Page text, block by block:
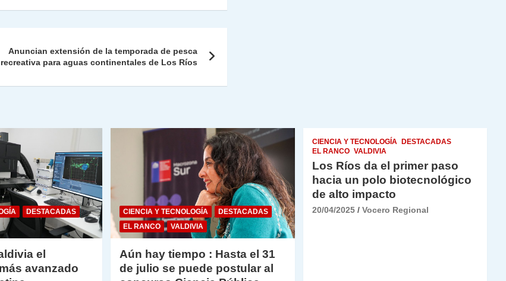
m
ar
tir
Anuncian extensión de la temporada de pesca
recreativa para aguas continentales de Los Ríos
DESTACADAS
el
avanzado
CIENCIA Y TECNOLOGÍA
DESTACADAS
EL RANCO
VALDIVIA
Aún hay tiempo : Hasta el 31
de julio se puede postular al
CIENCIA Y TECNOLOGÍA
DESTACADAS
EL RANCO VALDIVIA
Los Ríos da el primer paso
hacia un polo biotecnológico
de alto impacto
20/04/2025 Vocero Regional